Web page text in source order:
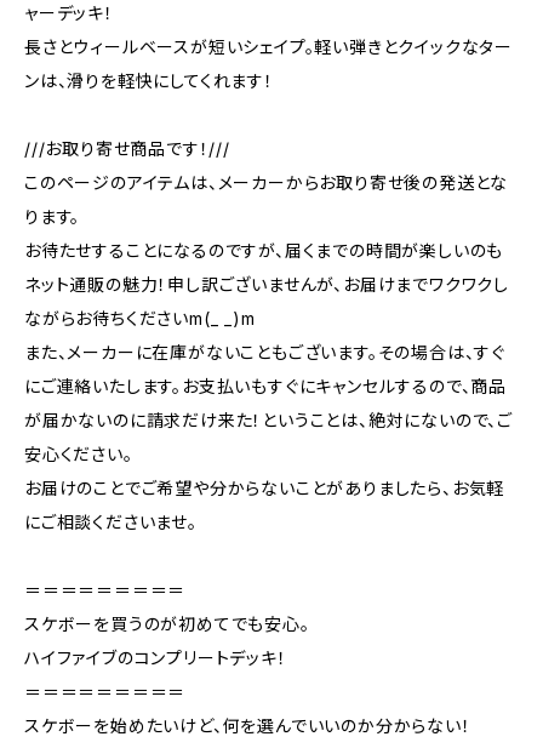
ャーデッキ！
長さとウィールベースが短いシェイプ。軽い弾きとクイックなター
ンは、滑りを軽快にしてくれます！
///お取り寄せ商品です！///
このページのアイテムは、メーカーからお取り寄せ後の発送とな
ります。
お待たせすることになるのですが、届くまでの時間が楽しいのも
ネット通販の魅力！申し訳ございませんが、お届けまでワクワクし
ながらお待ちくださいm(_ _)m
また、メーカーに在庫がないこともございます。その場合は、すぐ
にご連絡いたします。お支払いもすぐにキャンセルするので、商品
が届かないのに請求だけ来た！ということは、絶対にないので、ご
安心ください。
お届けのことでご希望や分からないことがありましたら、お気軽
にご相談くださいませ。
＝＝＝＝＝＝＝＝＝
スケボーを買うのが初めてでも安心。
ハイファイブのコンプリートデッキ！
＝＝＝＝＝＝＝＝＝
スケボーを始めたいけど、何を選んでいいのか分からない！